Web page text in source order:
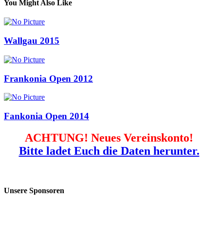
You Might Also Like
Wallgau 2015
Frankonia Open 2012
Fankonia Open 2014
ACHTUNG! Neues Vereinskonto!
Bitte ladet Euch die Daten herunter.
Unsere Sponsoren